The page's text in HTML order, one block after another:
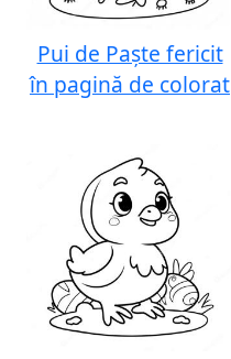
Pui de Paște fericit
în pagină de colorat